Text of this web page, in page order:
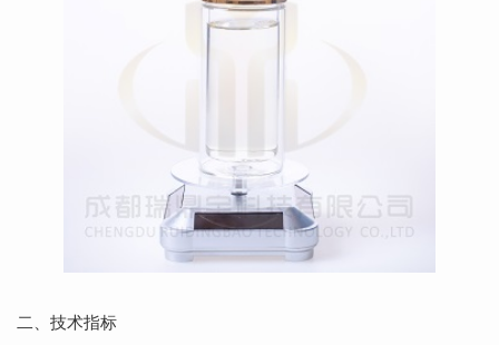
二、技术指标